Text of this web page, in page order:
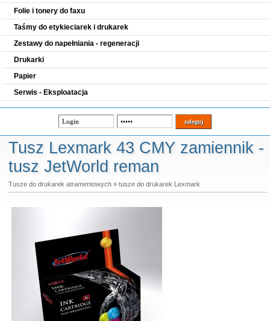
Folie i tonery do faxu
Taśmy do etykieciarek i drukarek
Zestawy do napełniania - regeneracji
Drukarki
Papier
Serwis - Eksploatacja
Tusz Lexmark 43 CMY zamiennik -
tusz JetWorld reman
Tusze do drukarek atramentowych» tusze do drukarek Lexmark